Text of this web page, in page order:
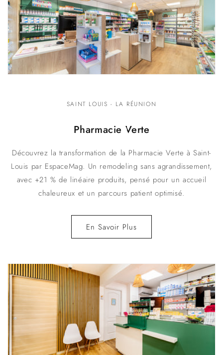
SAINT LOUIS - LA RÉUNION
Pharmacie Verte
Découvrez la transformation de la Pharmacie Verte à Saint-
Louis par EspaceMag. Un remodeling sans agrandissement,
avec +21 % de linéaire produits, pensé pour un accueil
chaleureux et un parcours patient optimisé.
En Savoir Plus